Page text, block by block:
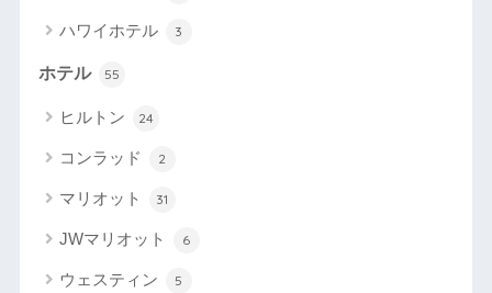
ハワイホテル 3
ホテル 55
ヒルトン 24
コンラッド 2
マリオット 31
JWマリオット 6
ウェスティン 5